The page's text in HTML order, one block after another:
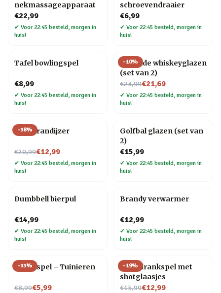
nekmassageapparaat
€22,99
✔ Voor 22:45 besteld, morgen in
huis!
schroevendraaier
€6,99
✔ Voor 22:45 besteld, morgen in
huis!
Tafel bowlingspel
€8,99
✔ Voor 22:45 besteld, morgen in
huis!
-10%
Rollende whiskeyglazen
(set van 2)
€23,99
Nu voor€21,69
✔ Voor 22:45 besteld, morgen in
huis!
-38%
BBQ brandijzer
€20,99
Nu voor€12,99
✔ Voor 22:45 besteld, morgen in
huis!
Golfbal glazen (set van
2)
€15,99
✔ Voor 22:45 besteld, morgen in
huis!
Dumbbell bierpul
€14,99
✔ Voor 22:45 besteld, morgen in
huis!
Brandy verwarmer
€12,99
✔ Voor 22:45 besteld, morgen in
huis!
-33%
Trivia spel – Tuinieren
€8,99
Nu voor€5,99
-19%
Ludo drankspel met
shotglaasjes
€15,99
Nu voor€12,99